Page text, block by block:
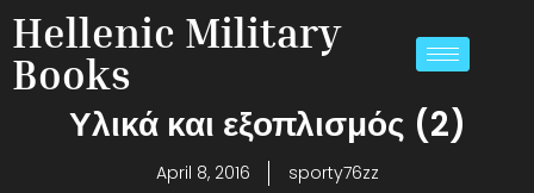
Hellenic Military
Books
Υλικά και εξοπλισμός (2)
April 8, 2016 sporty76zz